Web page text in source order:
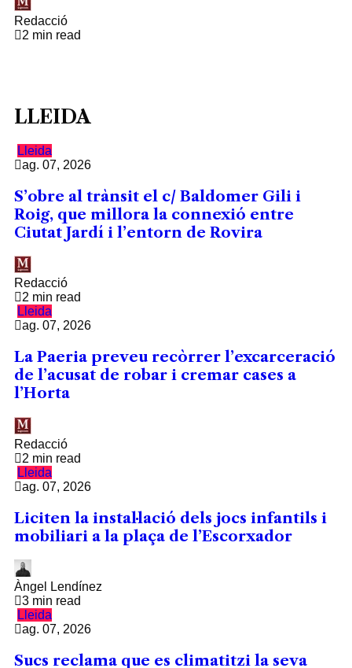
Redacció
2 min read
LLEIDA
Lleida
ag. 07, 2026
S’obre al trànsit el c/ Baldomer Gili i
Roig, que millora la connexió entre
Ciutat Jardí i l’entorn de Rovira
Redacció
2 min read
Lleida
ag. 07, 2026
La Paeria preveu recòrrer l’excarceració
de l’acusat de robar i cremar cases a
l’Horta
Redacció
2 min read
Lleida
ag. 07, 2026
Liciten la instal·lació dels jocs infantils i
mobiliari a la plaça de l’Escorxador
Àngel Lendínez
3 min read
Lleida
ag. 07, 2026
Sucs reclama que es climatitzi la seva